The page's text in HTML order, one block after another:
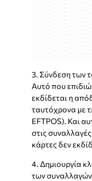
3. Σύνδεση των
Aυτό που
εκδίδεται η
ταυτόχρονα με
EFTPOS). Και
στις
κάρτες δεν
4. Δημιουργία
των